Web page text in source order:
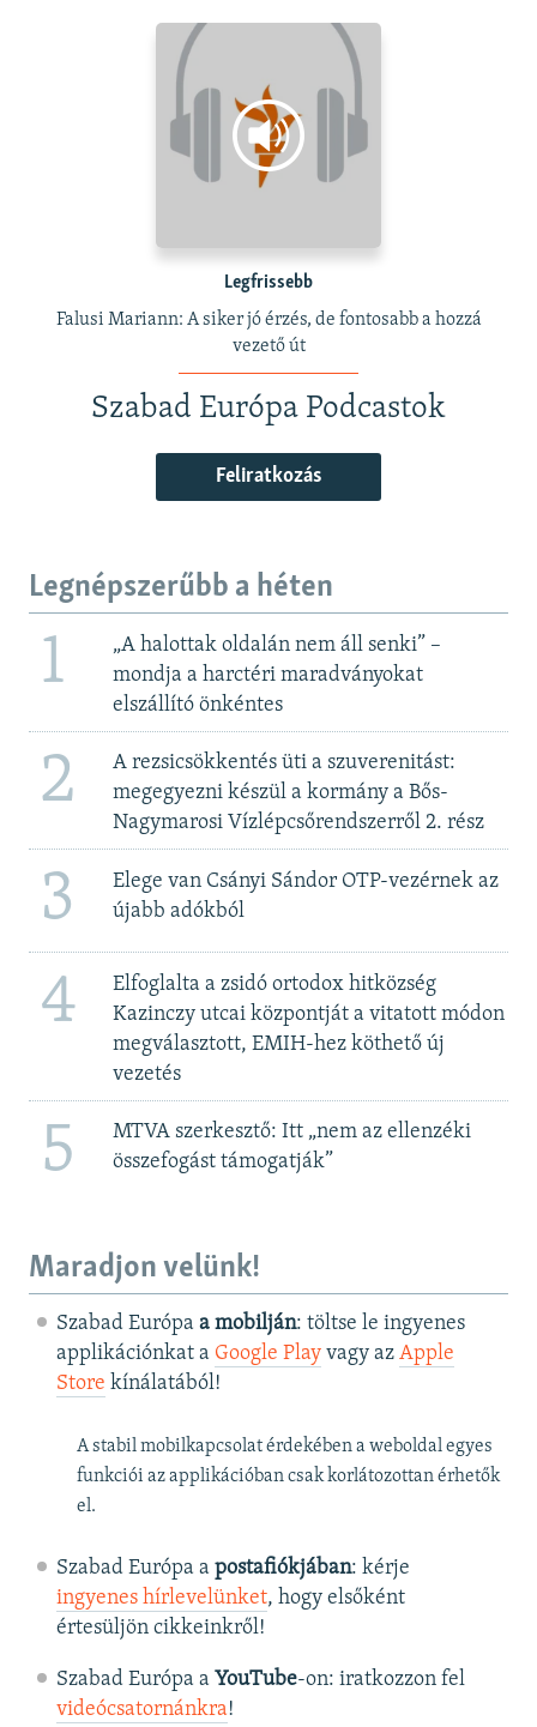
Legfrissebb
Falusi Mariann: A siker jó érzés, de fontosabb a hozzá
vezető út
Szabad Európa Podcastok
Feliratkozás
Legnépszerűbb a héten
1
„A halottak oldalán nem áll senki” –
mondja a harctéri maradványokat
elszállító önkéntes
2
A rezsicsökkentés üti a szuverenitást:
megegyezni készül a kormány a Bős-
Nagymarosi Vízlépcsőrendszerről 2. rész
3
Elege van Csányi Sándor OTP-vezérnek az
újabb adókból
4
Elfoglalta a zsidó ortodox hitközség
Kazinczy utcai központját a vitatott módon
megválasztott, EMIH-hez köthető új
vezetés
5
MTVA szerkesztő: Itt „nem az ellenzéki
összefogást támogatják”
Maradjon velünk!
Szabad Európa a mobilján: töltse le ingyenes
applikációnkat a Google Playvagy az Apple
Store kínálatából!
A stabil mobilkapcsolat érdekében a weboldal egyes
funkciói az applikációban csak korlátozottan érhetők
el.
Szabad Európa a postafiókjában: kérje
ingyenes hírlevelünket, hogy elsőként
értesüljön cikkeinkről!
Szabad Európa a YouTube-on: iratkozzon fel
videócsatornánkra!